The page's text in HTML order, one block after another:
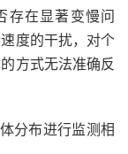
存在显著变慢问
度的干扰，对个
方式无法准确反
分布进行监测相